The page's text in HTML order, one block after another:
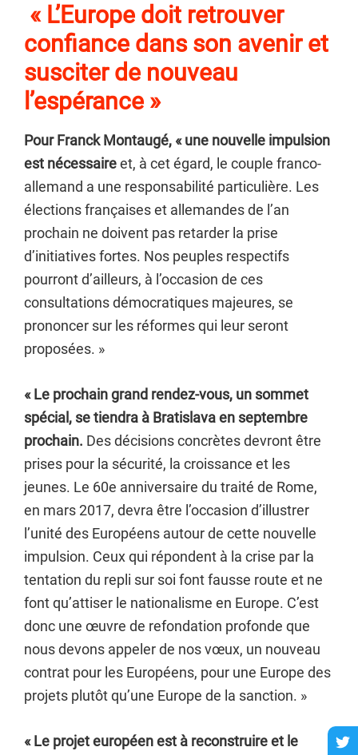
« L’Europe doit retrouver
confiance dans son avenir et
susciter de nouveau
l’espérance »
Pour Franck Montaugé, « une nouvelle impulsion
est nécessaireet, à cet égard, le couple franco-
allemand a une responsabilité particulière. Les
élections françaises et allemandes de l’an
prochain ne doivent pas retarder la prise
d’initiatives fortes. Nos peuples respectifs
pourront d’ailleurs, à l’occasion de ces
consultations démocratiques majeures, se
prononcer sur les réformes qui leur seront
proposées. »
« Le prochain grand rendez-vous, un sommet
spécial, se tiendra à Bratislava en septembre
prochain. Des décisions concrètes devront être
prises pour la sécurité, la croissance et les
jeunes. Le 60e anniversaire du traité de Rome,
en mars 2017, devra être l’occasion d’illustrer
l’unité des Européens autour de cette nouvelle
impulsion. Ceux qui répondent à la crise par la
tentation du repli sur soi font fausse route et ne
font qu’attiser le nationalisme en Europe. C’est
donc une œuvre de refondation profonde que
nous devons appeler de nos vœux, un nouveau
contrat pour les Européens, pour une Europe des
projets plutôt qu’une Europe de la sanction. »
« Le projet européen est à reconstruire et le